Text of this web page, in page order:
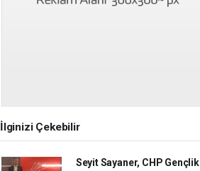
İlginizi Çekebilir
Seyit Sayaner, CHP Gençlik